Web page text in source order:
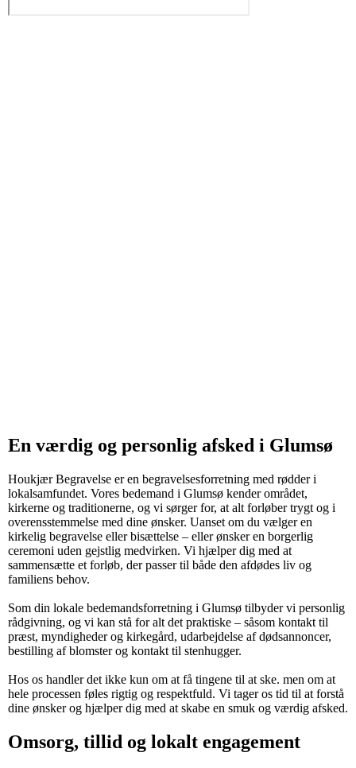
En værdig og personlig afsked i Glumsø
Houkjær Begravelse er en begravelsesforretning med rødder i
lokalsamfundet. Vores bedemand i Glumsø kender området,
kirkerne og traditionerne, og vi sørger for, at alt forløber trygt og i
overensstemmelse med dine ønsker. Uanset om du vælger en
kirkelig begravelse eller bisættelse – eller ønsker en borgerlig
ceremoni uden gejstlig medvirken. Vi hjælper dig med at
sammensætte et forløb, der passer til både den afdødes liv og
familiens behov.
Som din lokale bedemandsforretning i Glumsø tilbyder vi personlig
rådgivning, og vi kan stå for alt det praktiske – såsom kontakt til
præst, myndigheder og kirkegård, udarbejdelse af dødsannoncer,
bestilling af blomster og kontakt til stenhugger.
Hos os handler det ikke kun om at få tingene til at ske. men om at
hele processen føles rigtig og respektfuld. Vi tager os tid til at forstå
dine ønsker og hjælper dig med at skabe en smuk og værdig afsked.
Omsorg, tillid og lokalt engagement